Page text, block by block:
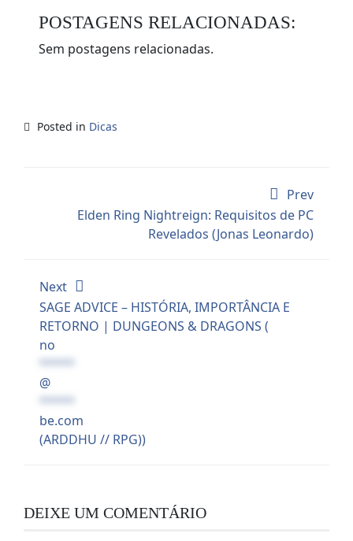
POSTAGENS RELACIONADAS:
Sem postagens relacionadas.
Posted in Dicas
Prev
Elden Ring Nightreign: Requisitos de PC
Revelados (Jonas Leonardo)
Next
SAGE ADVICE – HISTÓRIA, IMPORTÂNCIA E
RETORNO | DUNGEONS & DRAGONS (
no
*****
@
*****
be.com
(ARDDHU // RPG))
DEIXE UM COMENTÁRIO